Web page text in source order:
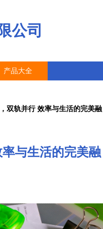
公司
产品大全
双轨并行 效率与生活的完美融
与生活的完美融